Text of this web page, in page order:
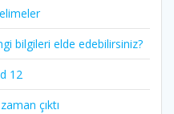
bilgileri elde edebilirsiniz?
12
çıktı